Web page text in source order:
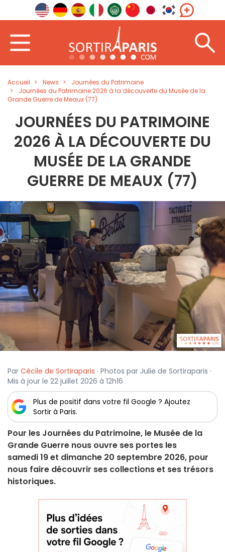
Accueil News
Journées du Patrimoine
Journées du Patrimoine 2026 à la découverte du Musée de la
Grande Guerre de Meaux (77)
JOURNÉES DU PATRIMOINE
2026 À LA DÉCOUVERTE DU
MUSÉE DE LA GRANDE
GUERRE DE MEAUX (77)
Par Cécile de Sortiraparis · Photos par Julie de Sortiraparis ·
Mis à jour le 22 juillet 2026 à 12h16
Plus de positif dans votre fil Google ? Ajoutez
Sortir à Paris.
Pour les Journées du Patrimoine, le Musée de la
Grande Guerre nous ouvre ses portes les
samedi 19 et dimanche 20 septembre 2026, pour
nous faire découvrir ses collections et ses trésors
historiques.